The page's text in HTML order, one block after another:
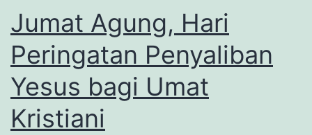
76
Tahun
2021
Jumat Agung, Hari
Peringatan Penyaliban
Yesus bagi Umat
Kristiani